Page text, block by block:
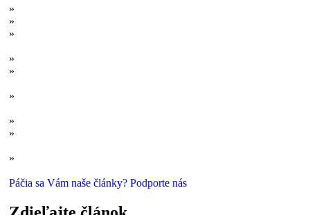
»
»
»
»
»
»
»
»
»
Páčia sa Vám naše články? Podporte nás